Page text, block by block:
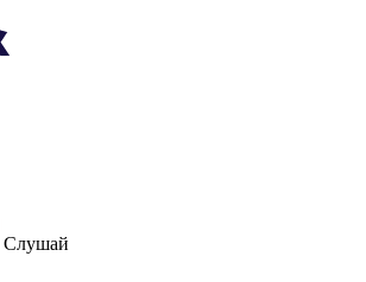
Слушай